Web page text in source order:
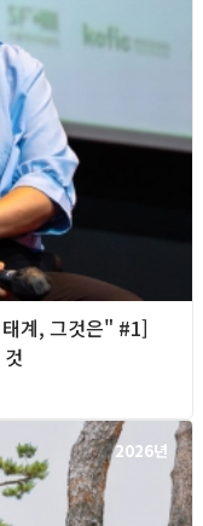
계, 그것은" #1]
2026년